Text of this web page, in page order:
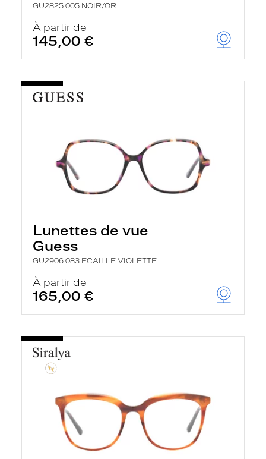
GU2825 005 NOIR/OR
À partir de
145,00 €
Lunettes de vue
Guess
GU2906 083 ECAILLE VIOLETTE
À partir de
165,00 €